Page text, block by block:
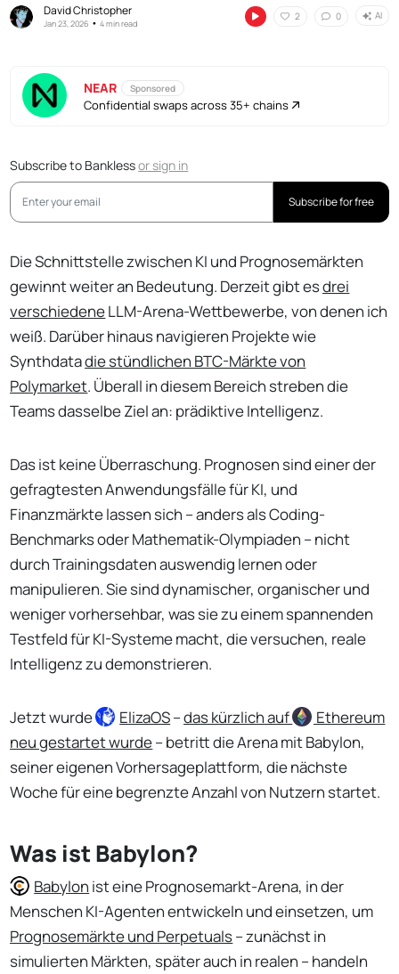
David Christopher
Jan 23, 2026 •4 min read
2 0 AI
NEAR Sponsored
Confidential swaps across 35+ chains
Subscribe to Banklessorsign in
Subscribe for free
Die Schnittstelle zwischen KI und Prognosemärkten
gewinnt weiter an Bedeutung. Derzeit gibt esdrei
verschiedeneLLM-Arena-Wettbewerbe, von denen ich
weiß. Darüber hinaus navigieren Projekte wie
Synthdatadie stündlichen BTC-Märkte von
Polymarket. Überall in diesem Bereich streben die
Teams dasselbe Ziel an: prädiktive Intelligenz.
Das ist keine Überraschung. Prognosen sind einer der
gefragtesten Anwendungsfälle für KI, und
Finanzmärkte lassen sich – anders als Coding-
Benchmarks oder Mathematik-Olympiaden – nicht
durch Trainingsdaten auswendig lernen oder
manipulieren. Sie sind dynamischer, organischer und
weniger vorhersehbar, was sie zu einem spannenden
Testfeld für KI-Systeme macht, die versuchen, reale
Intelligenz zu demonstrieren.
Jetzt wurde ElizaOS–das kürzlich auf
Ethereum
neu gestartet wurde– betritt die Arena mit Babylon,
seiner eigenen Vorhersageplattform, die nächste
Woche für eine begrenzte Anzahl von Nutzern startet.
Was ist Babylon?
Babylon ist eine Prognosemarkt-Arena, in der
Menschen KI-Agenten entwickeln und einsetzen, um
Prognosemärkte und Perpetuals– zunächst in
simulierten Märkten, später auch in realen – handeln